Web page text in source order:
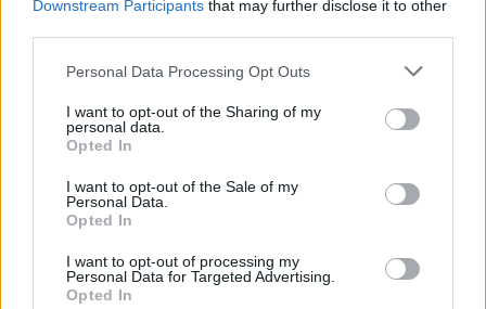
Downstream Participants that may further disclose it to other
Personal Data Processing Opt Outs
I want to opt-out of the Sharing of my
personal data.
Opted In
I want to opt-out of the Sale of my
Personal Data.
Opted In
I want to opt-out of processing my
Personal Data for Targeted Advertising.
Opted In
Arouca (Portogallo)
Km. 42,5
Viseu
Viseu (Portogallo)
Km. 45,4
Esmoriz
Intermarché de Esmoriz (Portogallo)
Km. 45,9